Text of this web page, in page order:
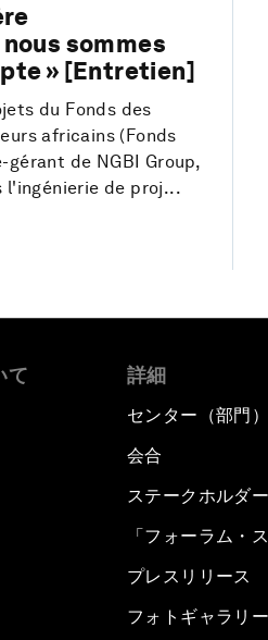
sommes
» [Entretien]
du Fonds des
africains (Fonds
de NGBI Group,
l'ingénierie de proj...
て 詳細
センター（部門）
会合
ステークホルダ
「フォーラム・
プレスリリース
フォトギャラリー